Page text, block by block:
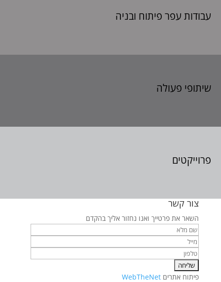
עבודות עפר פיתוח ובניה
שיתופי פעולה
פרוייקטים
צור קשר
השאר את פרטייך ואנו נחזור אליך בהקדם
פיתוח אתרים WebTheNet